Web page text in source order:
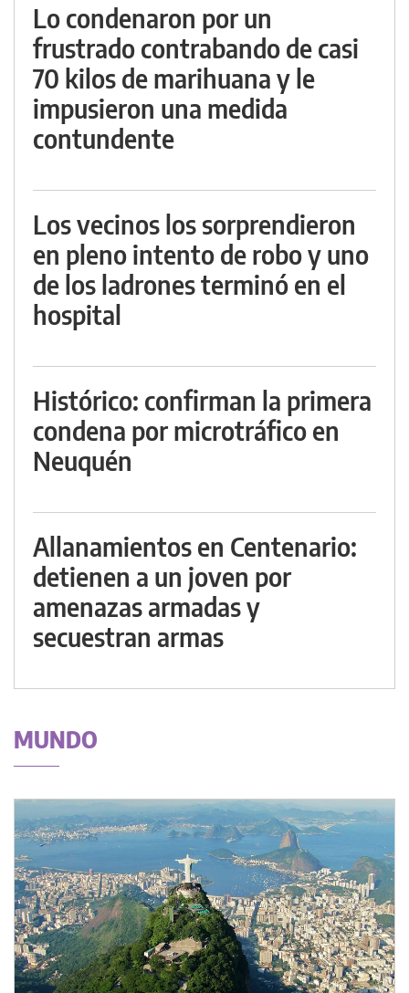
Lo condenaron por un
frustrado contrabando de casi
70 kilos de marihuana y le
impusieron una medida
contundente
Los vecinos los sorprendieron
en pleno intento de robo y uno
de los ladrones terminó en el
hospital
Histórico: confirman la primera
condena por microtráfico en
Neuquén
Allanamientos en Centenario:
detienen a un joven por
amenazas armadas y
secuestran armas
MUNDO